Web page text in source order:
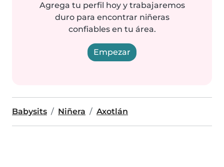
Agrega tu perfil hoy y trabajaremos
duro para encontrar niñeras
confiables en tu área.
Empezar
Babysits Niñera Axotlán